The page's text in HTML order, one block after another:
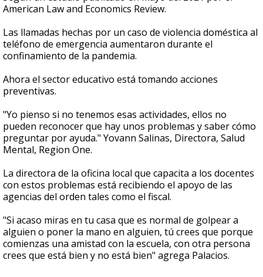
American Law and Economics Review.
Las llamadas hechas por un caso de violencia doméstica al
teléfono de emergencia aumentaron durante el
confinamiento de la pandemia.
Ahora el sector educativo está tomando acciones
preventivas.
"Yo pienso si no tenemos esas actividades, ellos no
pueden reconocer que hay unos problemas y saber cómo
preguntar por ayuda." Yovann Salinas, Directora, Salud
Mental, Region One.
La directora de la oficina local que capacita a los docentes
con estos problemas está recibiendo el apoyo de las
agencias del orden tales como el fiscal.
"Si acaso miras en tu casa que es normal de golpear a
alguien o poner la mano en alguien, tú crees que porque
comienzas una amistad con la escuela, con otra persona
crees que está bien y no está bien" agrega Palacios.